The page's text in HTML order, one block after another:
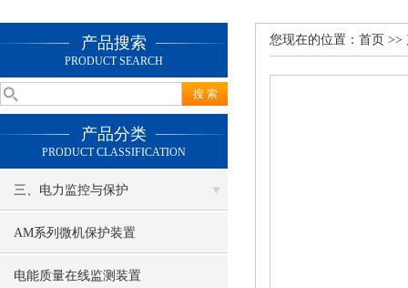
产品搜索
PRODUCT SEARCH
产品分类
PRODUCT CLASSIFICATION
三、电力监控与保护
AM系列微机保护装置
电能质量在线监测装置
您现在的位置： 首页 >>